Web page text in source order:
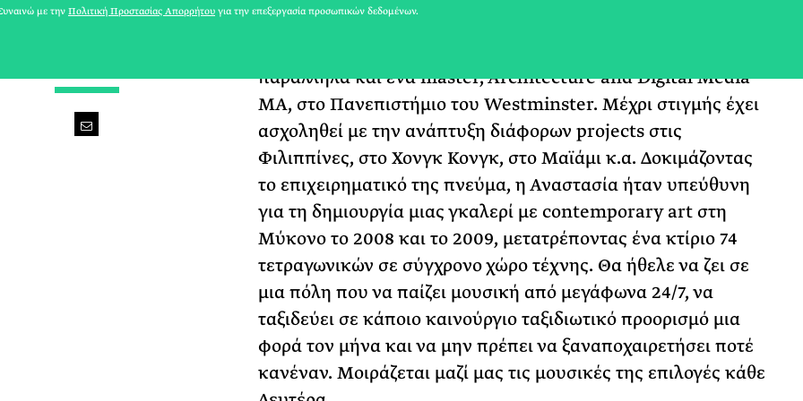
που ασχολείται με residential developments. Κατά τη
παράλληλα και ένα master, Architecture and Digital Media
MA, στο Πανεπιστήμιο του Westminster. Μέχρι στιγμής έχει
ασχοληθεί με την ανάπτυξη διάφορων projects στις
Φιλιππίνες, στο Χονγκ Κονγκ, στο Μαϊάμι κ.α. Δοκιμάζοντας
το επιχειρηματικό της πνεύμα, η Αναστασία ήταν υπεύθυνη
για τη δημιουργία μιας γκαλερί με contemporary art στη
Μύκονο το 2008 και το 2009, μετατρέποντας ένα κτίριο 74
τετραγωνικών σε σύγχρονο χώρο τέχνης. Θα ήθελε να ζει σε
μια πόλη που να παίζει μουσική από μεγάφωνα 24/7, να
ταξιδεύει σε κάποιο καινούργιο ταξιδιωτικό προορισμό μια
φορά τον μήνα και να μην πρέπει να ξαναποχαιρετήσει ποτέ
κανέναν. Μοιράζεται μαζί μας τις μουσικές της επιλογές κάθε
με τηνΠολιτική Προστασίας Απορρήτου για την επεξεργασία προσωπικών δεδομένων.